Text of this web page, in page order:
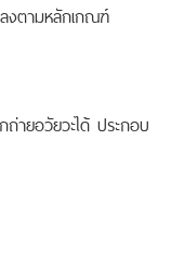
งตามหลักเกณฑ์
ายอวัยวะได้ ประกอบ